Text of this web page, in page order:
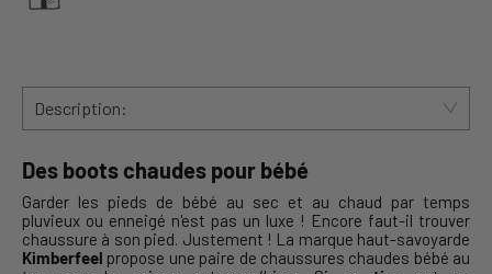
Description:
Des boots chaudes pour bébé
Garder les pieds de bébé au sec et au chaud par temps
pluvieux ou enneigé n'est pas un luxe ! Encore faut-il trouver
chaussure à son pied. Justement ! La marque haut-savoyarde
Kimberfeel propose une paire de chaussures chaudes bébé au